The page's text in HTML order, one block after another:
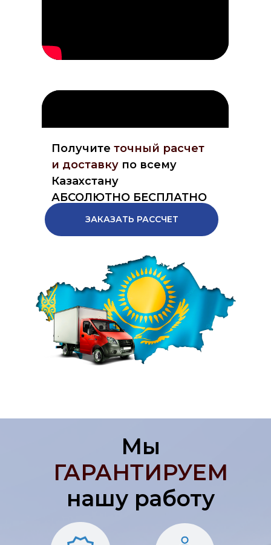
Получите точный расчет
и доставку по всему
Казахстану
АБСОЛЮТНО БЕСПЛАТНО
ЗАКАЗАТЬ РАССЧЕТ
Мы
ГАРАНТИРУЕМ
нашу работу